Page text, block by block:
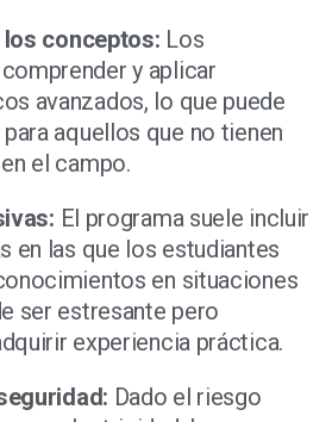
conceptos: Los
y aplicar
avanzados, lo que puede
aquellos que no tienen
el campo.
El programa suele incluir
en las que los estudiantes
en situaciones
ser estresante pero
experiencia práctica.
Dado el riesgo